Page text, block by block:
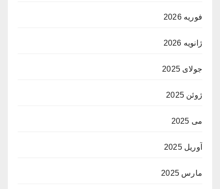
فوریه 2026
ژانویه 2026
جولای 2025
ژوئن 2025
می 2025
آوریل 2025
مارس 2025